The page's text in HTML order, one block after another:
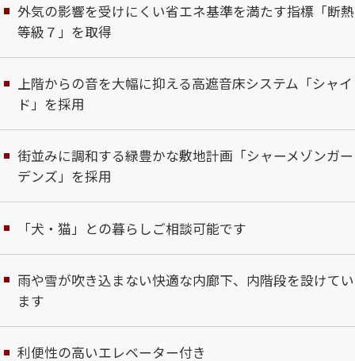
外気の影響を受けにくい省エネ基準を満たす指標「断熱
等級７」を取得
上階からの音を大幅に抑える高遮音床システム「シャイ
ド」を採用
街並みに調和する緑豊かな敷地計画「シャーメゾンガー
デンズ」を採用
「犬・猫」との暮らしご相談可能です
雨や雪が吹き込まない快適な内廊下、内階段を設けてい
ます
利便性の高いエレベーター付き